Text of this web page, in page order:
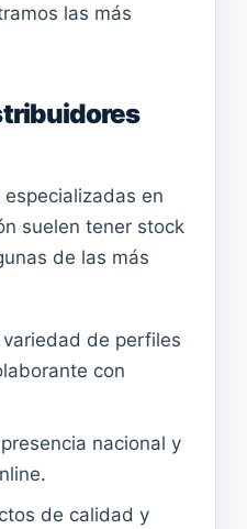
las más
en
suelen tener stock
de las más
variedad de perfiles
con
nacional y
de calidad y